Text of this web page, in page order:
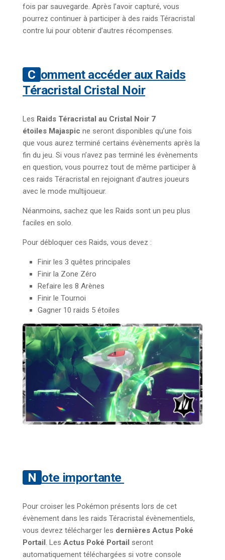
fois par sauvegarde. Après l’avoir capturé, vous
pourrez continuer à participer à des raids Téracristal
contre lui pour obtenir d’autres récompenses.
Comment accéder aux Raids
Téracristal Cristal Noir
Les Raids Téracristal au Cristal Noir 7
étoiles Majaspic ne seront disponibles qu’une fois
que vous aurez terminé certains évènements après la
fin du jeu. Si vous n’avez pas terminé les évènements
en question, vous pourrez tout de même participer à
ces raids Téracristal en rejoignant d’autres joueurs
avec le mode multijoueur.
Néanmoins, sachez que les Raids sont un peu plus
faciles en solo.
Pour débloquer ces Raids, vous devez :
Finir les 3 quêtes principales
Finir la Zone Zéro
Refaire les 8 Arènes
Finir le Tournoi
Gagner 10 raids 5 étoiles
Note importante
Pour croiser les Pokémon présents lors de cet
évènement dans les raids Téracristal évènementiels,
vous devrez télécharger les dernières Actus Poké
Portail. Les Actus Poké Portail seront
automatiquement téléchargées si votre console